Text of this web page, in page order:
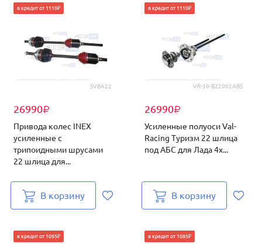
SVBA22
26990₽
в кредит от 1110₽
Привода колес INEX
усиленные с
трипоидными шрусами
22 шлица для...
В корзину
VR-30-B22002ABS
26990₽
в кредит от 1110₽
Усиленные полуоси Val-
Racing Туризм 22 шлица
под АБС для Лада 4х...
В корзину
в кредит от 1095₽ в кредит от 1085₽